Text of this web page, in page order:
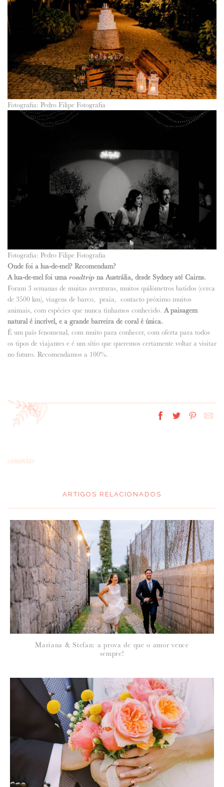
Fotografia: Pedro Filipe Fotografia
Fotografia: Pedro Filipe Fotografia
Onde foi a lua-de-mel? Recomendam?
A lua-de-mel foi uma roadtrip na Austrália, desde Sydney até Cairns.
Foram 3 semanas de muitas aventuras, muitos quilómetros batidos (cerca
de 3500 km), viagens de barco, praia, contacto próximo muitos
animais, com espécies que nunca tínhamos conhecido. A paisagem
natural é incrível, e a grande barreira de coral é única.
É um país fenomenal, com muito para conhecer, com oferta para todos
os tipos de viajantes e é um sítio que queremos certamente voltar a visitar
no futuro. Recomendamos a 100%.
comentar
NOME*:
Para saber como tratamos e protegemos os seus dados, leia a nossa
política de privacidade
ARTIGOS RELACIONADOS
Mariana & Stefan: a prova de que o amor vence
sempre!